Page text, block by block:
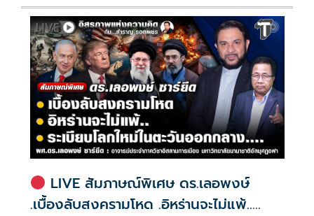
LIVE สัมภาษณ์พิเศษ ดร.เลอพงษ์
.เบื้องลับสงครามโหด .อิหร่านจะไม่แพ้..